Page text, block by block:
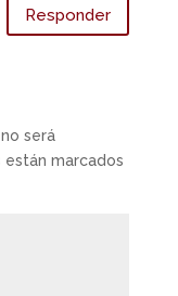
Responder
será
marcados